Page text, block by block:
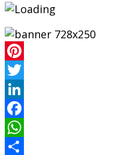
Pinterest
Twitter
LinkedIn
Facebook
WhatsApp